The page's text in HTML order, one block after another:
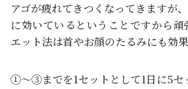
アゴが疲れてきつくなってきますが
に効いているということですから
エット法は首やお顔のたるみにも効果
①～③までを1セットとして1日に5セ